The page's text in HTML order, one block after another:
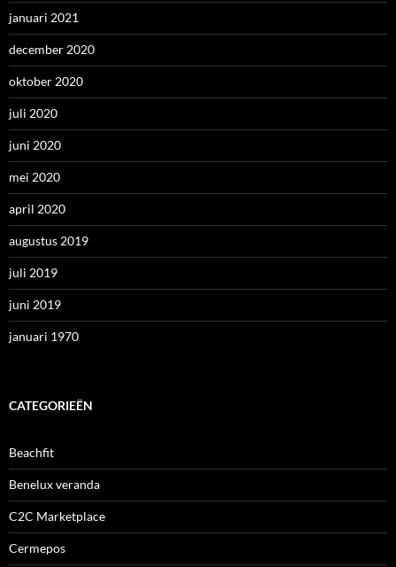
januari 2021
december 2020
oktober 2020
juli 2020
juni 2020
mei 2020
april 2020
augustus 2019
juli 2019
juni 2019
januari 1970
CATEGORIEËN
Beachfit
Benelux veranda
C2C Marketplace
Cermepos